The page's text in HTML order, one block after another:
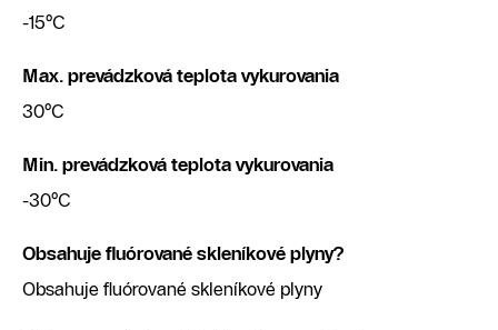
-15°C
Max. prevádzková teplota vykurovania
30°C
Min. prevádzková teplota vykurovania
-30°C
Obsahuje fluórované skleníkové plyny?
Obsahuje fluórované skleníkové plyny